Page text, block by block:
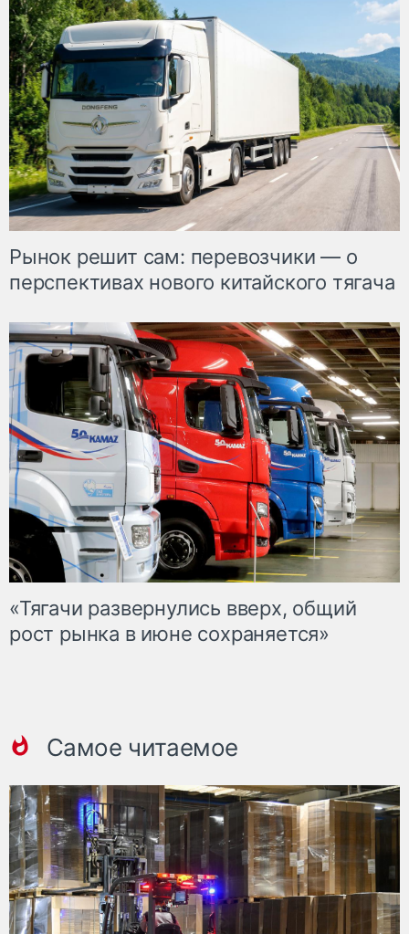
Рынок решит сам: перевозчики — о
перспективах нового китайского тягача
«Тягачи развернулись вверх, общий
рост рынка в июне сохраняется»
Самое читаемое